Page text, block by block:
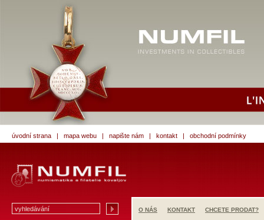
úvodní strana | mapa webu | napište nám | kontakt | obchodní podmínky
O NÁS KONTAKT CHCETE PRODAT?